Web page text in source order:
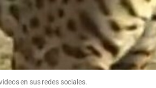
en sus redes sociales.